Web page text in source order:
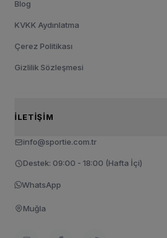
Blog
KVKK Aydınlatma
Çerez Politikası
Gizlilik Sözleşmesi
İLETIŞIM
info@sportie.com.tr
Destek: 09:00 - 18:00 (Hafta İçi)
WhatsApp
Muğla